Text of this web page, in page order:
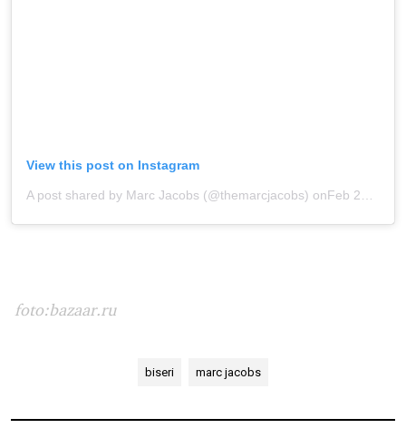
View this post on Instagram
A post shared by Marc Jacobs (@themarcjacobs) onFeb 20, 2020 at 2:09pm PST
foto:bazaar.ru
biseri marc jacobs